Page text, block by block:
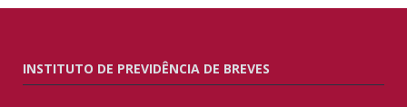
INSTITUTO DE PREVIDÊNCIA DE BREVES